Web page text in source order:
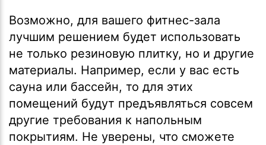
Возможно, для вашего фитнес-зала
лучшим решением будет использовать
не только резиновую плитку, но и другие
материалы. Например, если у вас есть
сауна или бассейн, то для этих
помещений будут предъявляться совсем
другие требования к напольным
покрытиям. Не уверены, что сможете